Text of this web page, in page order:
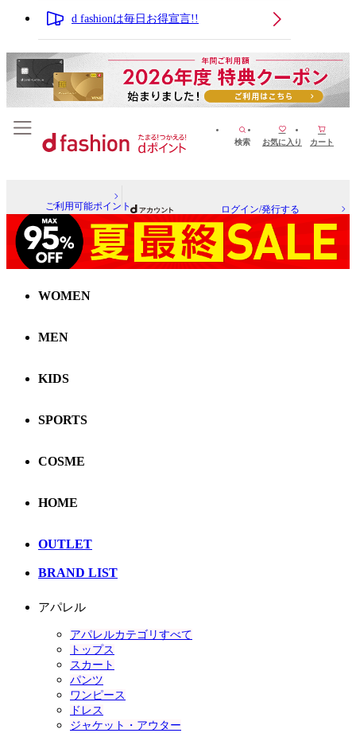
d fashionは毎日お得宣言!!
検索 お気に入り カート
ご利用可能ポイント ログイン/発行する
WOMEN
MEN
KIDS
SPORTS
COSME
HOME
OUTLET
BRAND LIST
アパレル
アパレルカテゴリすべて
トップス
スカート
パンツ
ワンピース
ドレス
ジャケット・アウター